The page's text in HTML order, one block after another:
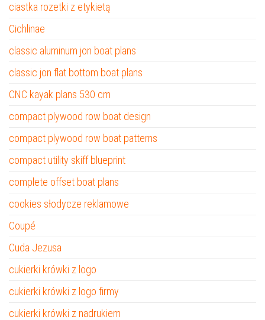
ciastka rozetki z etykietą
Cichlinae
classic aluminum jon boat plans
classic jon flat bottom boat plans
CNC kayak plans 530 cm
compact plywood row boat design
compact plywood row boat patterns
compact utility skiff blueprint
complete offset boat plans
cookies słodycze reklamowe
Coupé
Cuda Jezusa
cukierki krówki z logo
cukierki krówki z logo firmy
cukierki krówki z nadrukiem